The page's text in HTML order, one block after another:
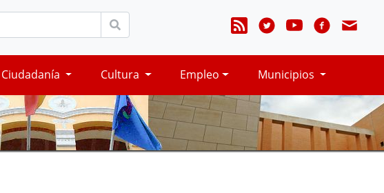
Ciudadanía Cultura Empleo Municipios